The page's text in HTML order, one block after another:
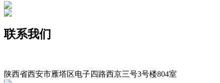
联系我们
陕西省西安市雁塔区电子四路西京三号3号楼804室